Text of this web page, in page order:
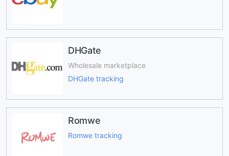
DHGate
Wholesale marketplace
DHGate tracking
Romwe
Romwe tracking